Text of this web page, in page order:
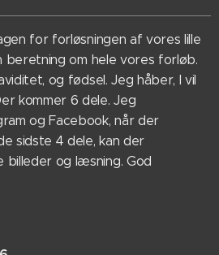
for forløsningen af vores lille
beretning om hele vores forløb.
og fødsel. Jeg håber, I vil
kommer 6 dele. Jeg
og Facebook, når der
sidste 4 dele, kan der
billeder og læsning. God